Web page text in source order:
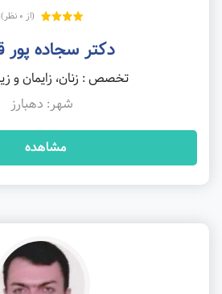
(از 0 نظر)
دکتر سجاده پور
تخصص : زنان، زایمان و
شهر: دهبارز
مشاهده